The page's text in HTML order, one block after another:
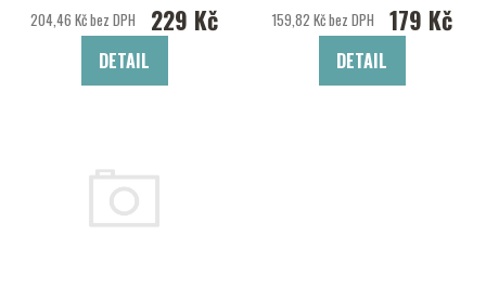
204,46 Kč bez DPH 229 Kč
DETAIL
159,82 Kč bez DPH 179 Kč
DETAIL